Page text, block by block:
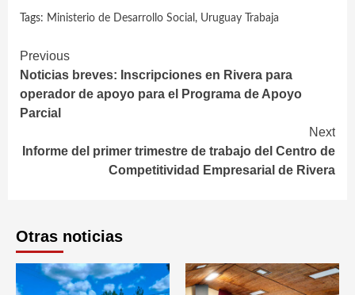
Tags: Ministerio de Desarrollo Social , Uruguay Trabaja
Continue
Reading
Previous
Noticias breves: Inscripciones en Rivera para
operador de apoyo para el Programa de Apoyo
Parcial
Next
Informe del primer trimestre de trabajo del Centro de
Competitividad Empresarial de Rivera
Otras noticias